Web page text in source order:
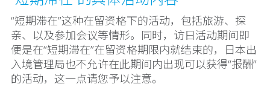
“短期滞在”这种在留资格下的活动，包括旅游、探
亲、以及参加会议等情形。同时，访日活动期间即
便是在“短期滞在”在留资格期限内就结束的，日本出
入境管理局也不允许在此期间内出现可以获得“报酬”
的活动，这一点请您予以注意。